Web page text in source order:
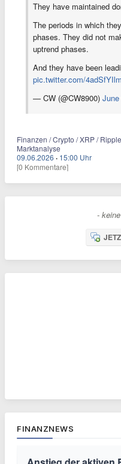
They have maintained
The periods in which
phases. They did not
uptrend phases.
And they have been
pic.twitter.com/
— CW (@CW8900)
Finanzen / Crypto / XRP /
Marktanalyse
09.06.2026 · 15:00 Uhr
[0 Kommentare]
-
FINANZNEWS